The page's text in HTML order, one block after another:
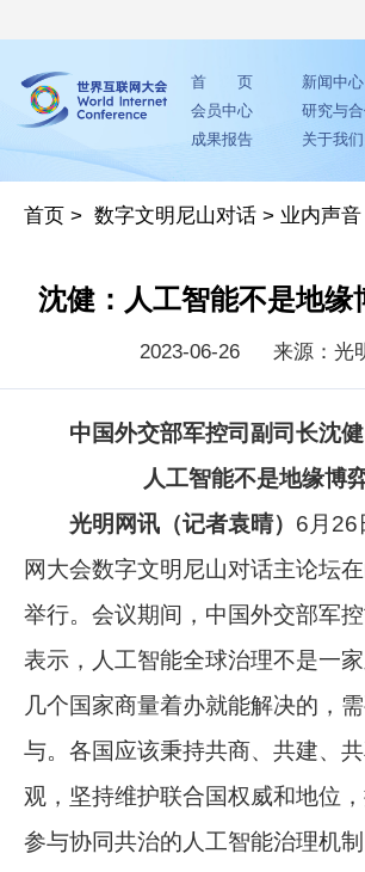
首 页 新闻中心
会员中心
研究与
成果报告
关于我们
首页 > 数字文明尼山对话 > 业内声音
沈健：人工智能不是地缘
2023-06-26 来源：光
中国外交部军控司副司长沈健
人工智能不是地缘博
光明网讯（记者袁晴） 6月26
网大会数字文明尼山对话主论坛
举行。会议期间，中国外交部军
表示，人工智能全球治理不是一
几个国家商量着办就能解决的，
与。各国应该秉持共商、共建、
观，坚持维护联合国权威和地位
参与协同共治的人工智能治理机